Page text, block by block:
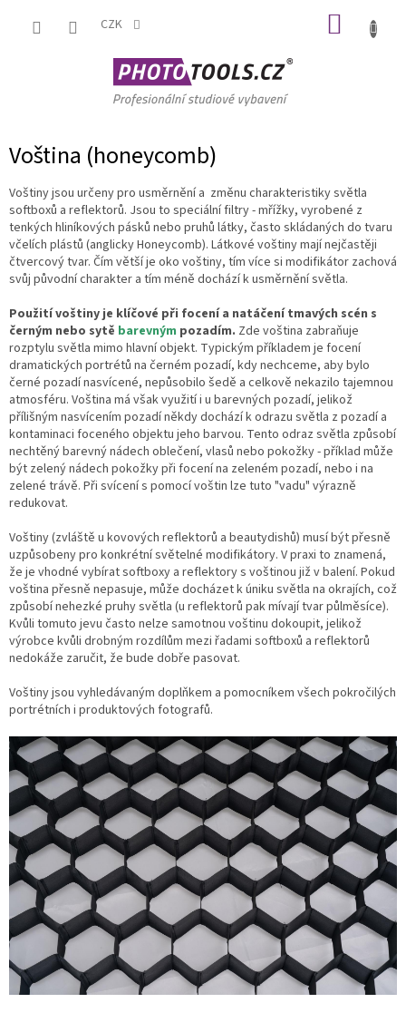
CZK
Voština (honeycomb)
Voštiny jsou určeny pro usměrnění a změnu charakteristiky světla
softboxů a reflektorů. Jsou to speciální filtry - mřížky, vyrobené z
tenkých hliníkových pásků nebo pruhů látky, často skládaných do tvaru
včelích plástů (anglicky Honeycomb). Látkové voštiny mají nejčastěji
čtvercový tvar. Čím větší je oko voštiny, tím více si modifikátor zachová
svůj původní charakter a tím méně dochází k usměrnění světla.
Použití voštiny je klíčové při focení a natáčení tmavých scén s
černým nebo sytě barevným pozadím. Zde voština zabraňuje
rozptylu světla mimo hlavní objekt. Typickým příkladem je focení
dramatických portrétů na černém pozadí, kdy nechceme, aby bylo
černé pozadí nasvícené, nepůsobilo šedě a celkově nekazilo tajemnou
atmosféru. Voština má však využití i u barevných pozadí, jelikož
přílišným nasvícením pozadí někdy dochází k odrazu světla z pozadí a
kontaminaci foceného objektu jeho barvou. Tento odraz světla způsobí
nechtěný barevný nádech oblečení, vlasů nebo pokožky - příklad může
být zelený nádech pokožky při focení na zeleném pozadí, nebo i na
zelené trávě. Při svícení s pomocí voštin lze tuto "vadu" výrazně
redukovat.
Voštiny (zvláště u kovových reflektorů a beautydishů) musí být přesně
uzpůsobeny pro konkrétní světelné modifikátory. V praxi to znamená,
že je vhodné vybírat softboxy a reflektory s voštinou již v balení. Pokud
voština přesně nepasuje, může docházet k úniku světla na okrajích, což
způsobí nehezké pruhy světla (u reflektorů pak mívají tvar půlměsíce).
Kvůli tomuto jevu často nelze samotnou voštinu dokoupit, jelikož
výrobce kvůli drobným rozdílům mezi řadami softboxů a reflektorů
nedokáže zaručit, že bude dobře pasovat.
Voštiny jsou vyhledávaným doplňkem a pomocníkem všech pokročilých
portrétních i produktových fotografů.